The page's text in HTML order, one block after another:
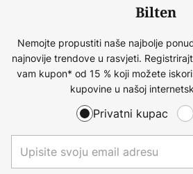
Bilten
Nemojte propustiti naše najbolje
najnovije trendove u rasvjeti.
vam kupon* od 15 % koji možete
kupovine u našoj
Privatni kupac